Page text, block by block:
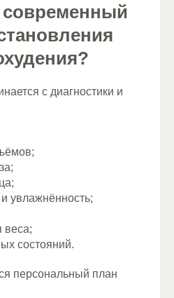
современный
с диагностики и
увлажнённость;
веса;
состояний.
персональный план